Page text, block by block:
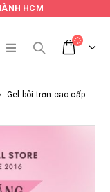
HCM
Gel bôi trơn cao cấp